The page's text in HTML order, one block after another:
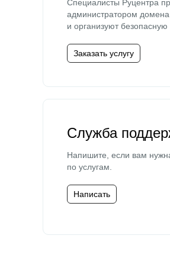
Специалисты Руцентра
администратором
и организуют безопасную
Заказать услугу
Служба
Напишите, если вам
по услугам.
Написать